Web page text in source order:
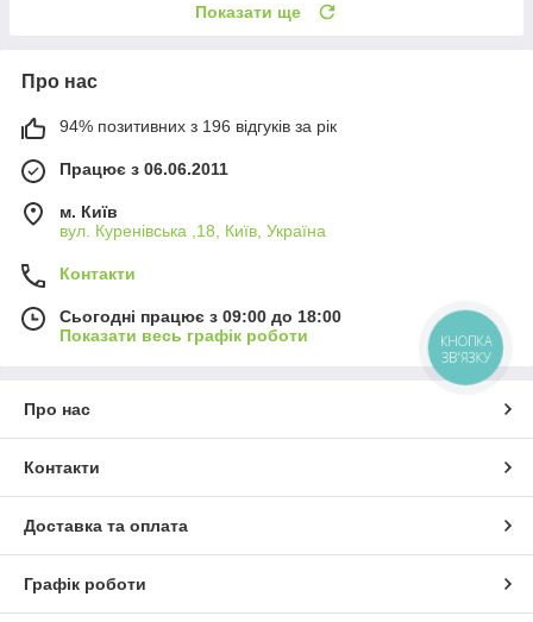
Показати ще
Про нас
94% позитивних з 196 відгуків за рік
Працює з 06.06.2011
м. Київ
вул. Куренівська ,18, Київ, Україна
Контакти
Сьогодні працює з 09:00 до 18:00
Показати весь графік роботи
Про нас
Контакти
Доставка та оплата
Графік роботи
КНОПКА
ЗВ'ЯЗКУ